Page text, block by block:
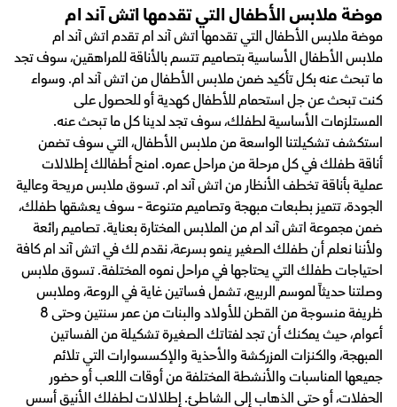
موضة ملابس الأطفال التي تقدمها اتش آند ام
موضة ملابس الأطفال التي تقدمها اتش آند ام تقدم اتش آند ام
ملابس الأطفال الأساسية بتصاميم تتسم بالأناقة للمراهقين، سوف تجد
ما تبحث عنه بكل تأكيد ضمن ملابس الأطفال من اتش آند ام. وسواء
كنت تبحث عن جل استحمام للأطفال كهدية أو للحصول على
المستلزمات الأساسية لطفلك، سوف تجد لدينا كل ما تبحث عنه.
استكشف تشكيلتنا الواسعة من ملابس الأطفال، التي سوف تضمن
أناقة طفلك في كل مرحلة من مراحل عمره. امنح أطفالك إطلالات
عملية بأناقة تخطف الأنظار من اتش آند ام. تسوق ملابس مريحة وعالية
الجودة، تتميز بطبعات مبهجة وتصاميم متنوعة - سوف يعشقها طفلك،
ضمن مجموعة اتش آند ام من الملابس المختارة بعناية. تصاميم رائعة
ولأننا نعلم أن طفلك الصغير ينمو بسرعة، نقدم لك في اتش آند ام كافة
احتياجات طفلك التي يحتاجها في مراحل نموه المختلفة. تسوق ملابس
وصلتنا حديثاً لموسم الربيع، تشمل فساتين غاية في الروعة، وملابس
ظريفة منسوجة من القطن للأولاد والبنات من عمر سنتين وحتى 8
أعوام، حيث يمكنك أن تجد لفتاتك الصغيرة تشكيلة من الفساتين
المبهجة، والكنزات المزركشة والأحذية والإكسسوارات التي تلائم
جميعها المناسبات والأنشطة المختلفة من أوقات اللعب أو حضور
الحفلات، أو حتى الذهاب إلى الشاطئ. إطلالات لطفلك الأنيق أسس